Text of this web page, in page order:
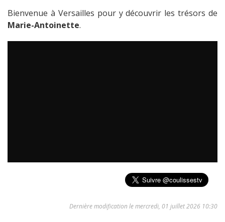
Bienvenue à Versailles pour y découvrir les trésors de
Marie-Antoinette.
Dernière modification le mercredi, 01 juillet 2026 10:30